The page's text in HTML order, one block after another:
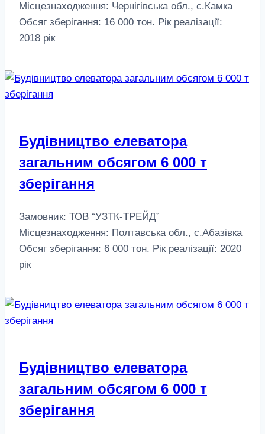
Місцезнаходження: Чернігівська обл., с.Камка
Обсяг зберігання: 16 000 тон. Рік реалізації:
2018 рік
Будівництво елеватора
загальним обсягом 6 000 т
зберігання
Замовник: ТОВ “УЗТК-ТРЕЙД”
Місцезнаходження: Полтавська обл., с.Абазівка
Обсяг зберігання: 6 000 тон. Рік реалізації: 2020
рік
Будівництво елеватора
загальним обсягом 6 000 т
зберігання